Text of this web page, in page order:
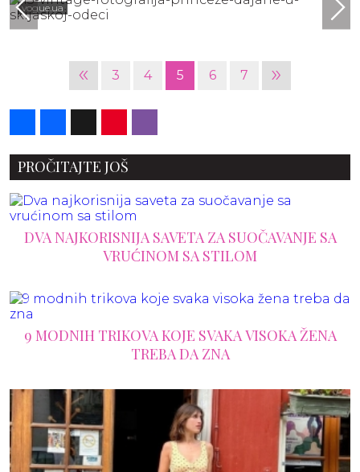
vogue.ua
« 3 4 5 6 7 »
PROČITAJTE JOŠ
DVA NAJKORISNIJA SAVETA ZA SUOČAVANJE SA
VRUĆINOM SA STILOM
9 MODNIH TRIKOVA KOJE SVAKA VISOKA ŽENA
TREBA DA ZNA